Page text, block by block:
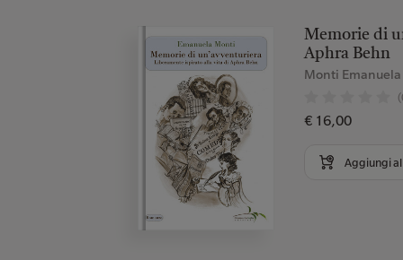
Memorie di
Aphra Behn
Monti Emanuela
€ 16,00
Aggiungi